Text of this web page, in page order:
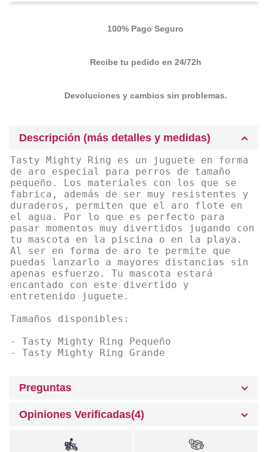
100% Pago Seguro
Recibe tu pedido en 24/72h
Devoluciones y cambios sin problemas.
Descripción (más detalles y medidas)
Tasty Mighty Ring es un juguete en forma
de aro especial para perros de tamaño
pequeño. Los materiales con los que se
fabrica, además de ser muy resistentes y
duraderos, permiten que el aro flote en
el agua. Por lo que es perfecto para
pasar momentos muy divertidos jugando con
tu mascota en la piscina o en la playa.
Al ser en forma de aro te permite que
puedas lanzarlo a mayores distancias sin
apenas esfuerzo. Tu mascota estará
encantado con este divertido y
entretenido juguete.
Tamaños disponibles:
- Tasty Mighty Ring Pequeño
- Tasty Mighty Ring Grande
Preguntas
Opiniones Verificadas(4)